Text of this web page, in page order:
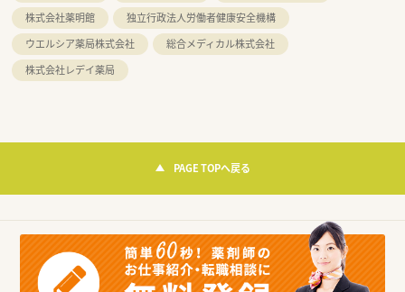
株式会社薬明館
独立行政法人労働者健康安全機構
ウエルシア薬局株式会社
総合メディカル株式会社
株式会社レデイ薬局
PAGE TOPへ戻る